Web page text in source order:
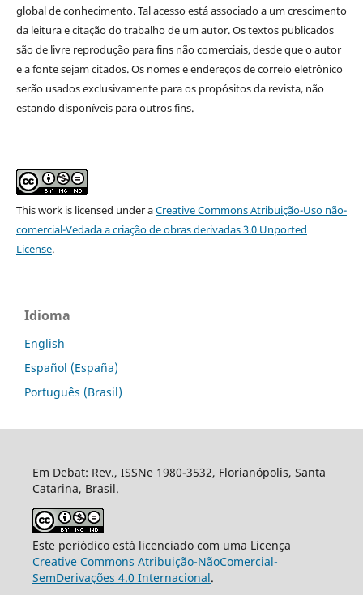
global de conhecimento. Tal acesso está associado a um crescimento
da leitura e citação do trabalho de um autor. Os textos publicados
são de livre reprodução para fins não comerciais, desde que o autor
e a fonte sejam citados. Os nomes e endereços de correio eletrônico
serão usados exclusivamente para os propósitos da revista, não
estando disponíveis para outros fins.
Thisworkis licensed under aCreative Commons Atribuição-Uso não-
comercial-Vedada a criação de obras derivadas 3.0 Unported
License.
Idioma
English
Español (España)
Português (Brasil)
Em Debat: Rev., ISSNe 1980-3532, Florianópolis, Santa
Catarina, Brasil.
Este periódico está licenciado com uma Licença
Creative Commons Atribuição-NãoComercial-
SemDerivações 4.0 Internacional.